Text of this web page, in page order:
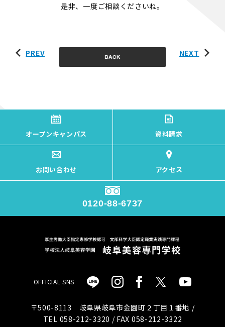
是非、一度ご相談くださいね。
PREV NEXT
オープンキャンパス 資料請求
お問い合わせ アクセス
0120-88-6737
OFFICIAL SNS
〒500-8113 岐阜県岐阜市金園町２丁目１番地 /
TEL 058-212-3320 / FAX 058-212-3322